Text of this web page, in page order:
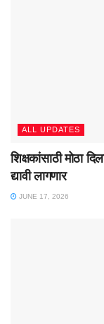
ALL UPDATES
शिक्षकांसाठी मोठा
द्यावी लागणार
JUNE 17, 2026